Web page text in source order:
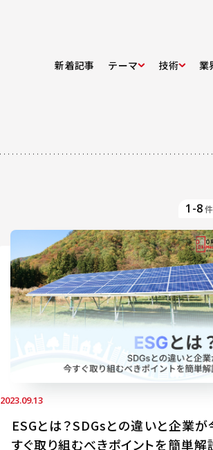
新着記事 テーマ 技術 業
1-8
2023.09.13
ESGとは？SDGsとの違いと企業が
すぐ取り組むべきポイントを簡単解